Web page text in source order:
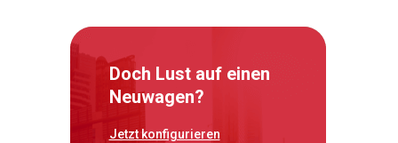
Doch Lust auf einen
Neuwagen?
Jetzt konfigurieren